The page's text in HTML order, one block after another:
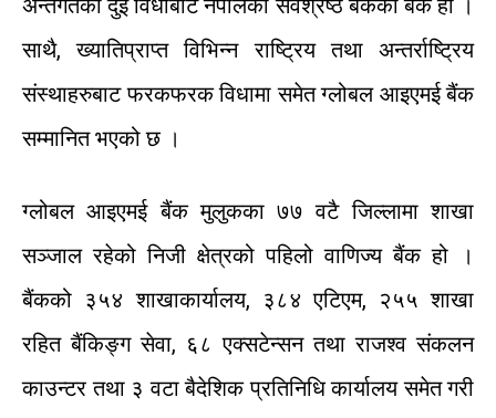
अन्तर्गतका दुई विधाबाट नेपालको सर्वश्रेष्ठ बैंकका बैंक होे ।
साथै,ख्यातिप्राप्त विभिन्न राष्ट्रिय तथा अन्तर्राष्ट्रिय
संस्थाहरुबाट फरकफरक विधामा समेत ग्लोबल आइएमई बैंक
सम्मानित भएको छ ।
ग्लोबल आइएमई बैंक मुलुकका ७७ वटै जिल्लामा शाखा
सञ्जाल रहेको निजी क्षेत्रको पहिलो वाणिज्य बैंक हो
।
बैंकको ३५४ शाखाकार्यालय, ३८४ एटिएम, २५५ शाखा
रहित बैंकिङ्ग सेवा, ६८ एक्सटेन्सन तथा राजश्व संकलन
काउन्टर तथा ३ वटा बैदेशिक प्रतिनिधिकार्यालय समेत गरी